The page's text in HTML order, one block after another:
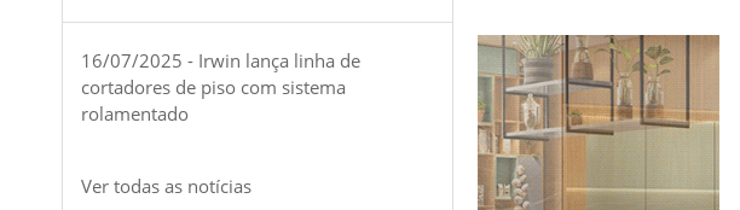
16/07/2025 - Irwin lança linha de
cortadores de piso com sistema
rolamentado
Ver todas as notícias